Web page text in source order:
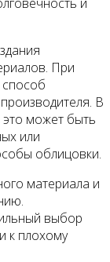
При
В
может быть
или
облицовки.
материала и
выбор
к плохому